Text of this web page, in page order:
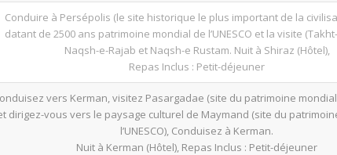
Conduire à Persépolis (le site historique le plus important de la
datant de 2500 ans patrimoine mondial de l’UNESCO et la visite
Naqsh-e-Rajab et Naqsh-e Rustam. Nuit à Shiraz (Hôtel),
Repas Inclus : Petit-déjeuner
vers Kerman, visitez Pasargadae (site du patrimoine mondial
dirigez-vous vers le paysage culturel de Maymand (site du
l’UNESCO), Conduisez à Kerman.
Nuit à Kerman (Hôtel), Repas Inclus : Petit-déjeuner